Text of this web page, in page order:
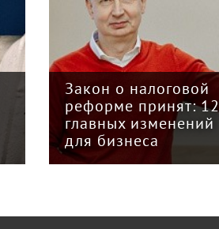
Закон о налоговой
реформе принят: 12
главных изменений
для бизнеса